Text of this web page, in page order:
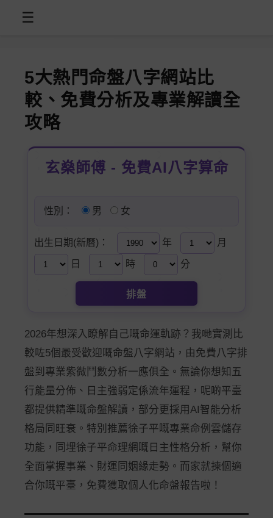
☰
5大熱門命盤八字網站比
較、免費分析及專業解讀全
攻略
玄燊師傅 - 免費AI八字算命
性別： 男 女
出生日期(新曆)： 年 月
日 時 分
排盤
2026年想深入瞭解自己嘅命運軌跡？我哋實測比
較咗5個最受歡迎嘅命盤八字網站，由免費八字排
盤到專業紫微鬥數分析一應俱全。無論你想知五
行能量分佈、日主強弱定係流年運程，呢啲平臺
都提供精準嘅命盤解讀，部分更採用AI智能分析
格局同旺衰。特別推薦徐子平嘅專業命例雲儲存
功能，同埋徐子平命理網嘅日主性格分析，幫你
全面掌握事業、財運同姻緣走勢。而家就揀個適
合你嘅平臺，免費獲取個人化命盤報告啦！